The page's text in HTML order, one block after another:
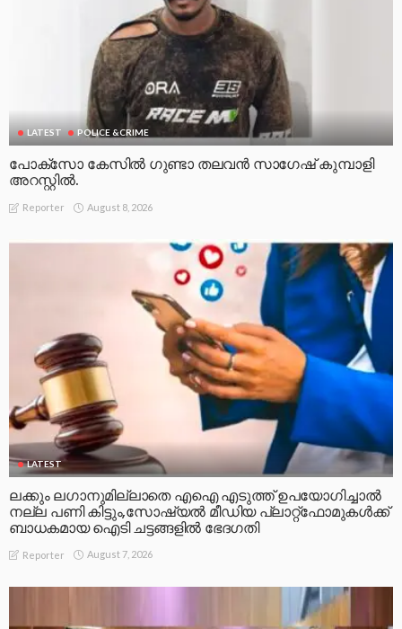
LATEST POLICE &CRIME
പോക്സോ കേസിൽ ഗുണ്ടാ തലവൻ സാഗേഷ് കുമ്പാളി
അറസ്റ്റിൽ.
Reporter August 8, 2026
LATEST
ലക്കും ലഗാനുമില്ലാതെ എഐ എടുത്ത് ഉപയോഗിച്ചാല്‍
നല്ല പണി കിട്ടും,സോഷ്യല്‍ മീഡിയ പ്ലാറ്റ്‌ഫോമുകള്‍ക്ക്
ബാധകമായ ഐടി ചട്ടങ്ങളില്‍ ഭേദഗതി
Reporter August 7, 2026